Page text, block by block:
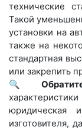
технические
Такой
установки на
также на
стандартная
или закрепить
🔍
юридическая
изготовителя,